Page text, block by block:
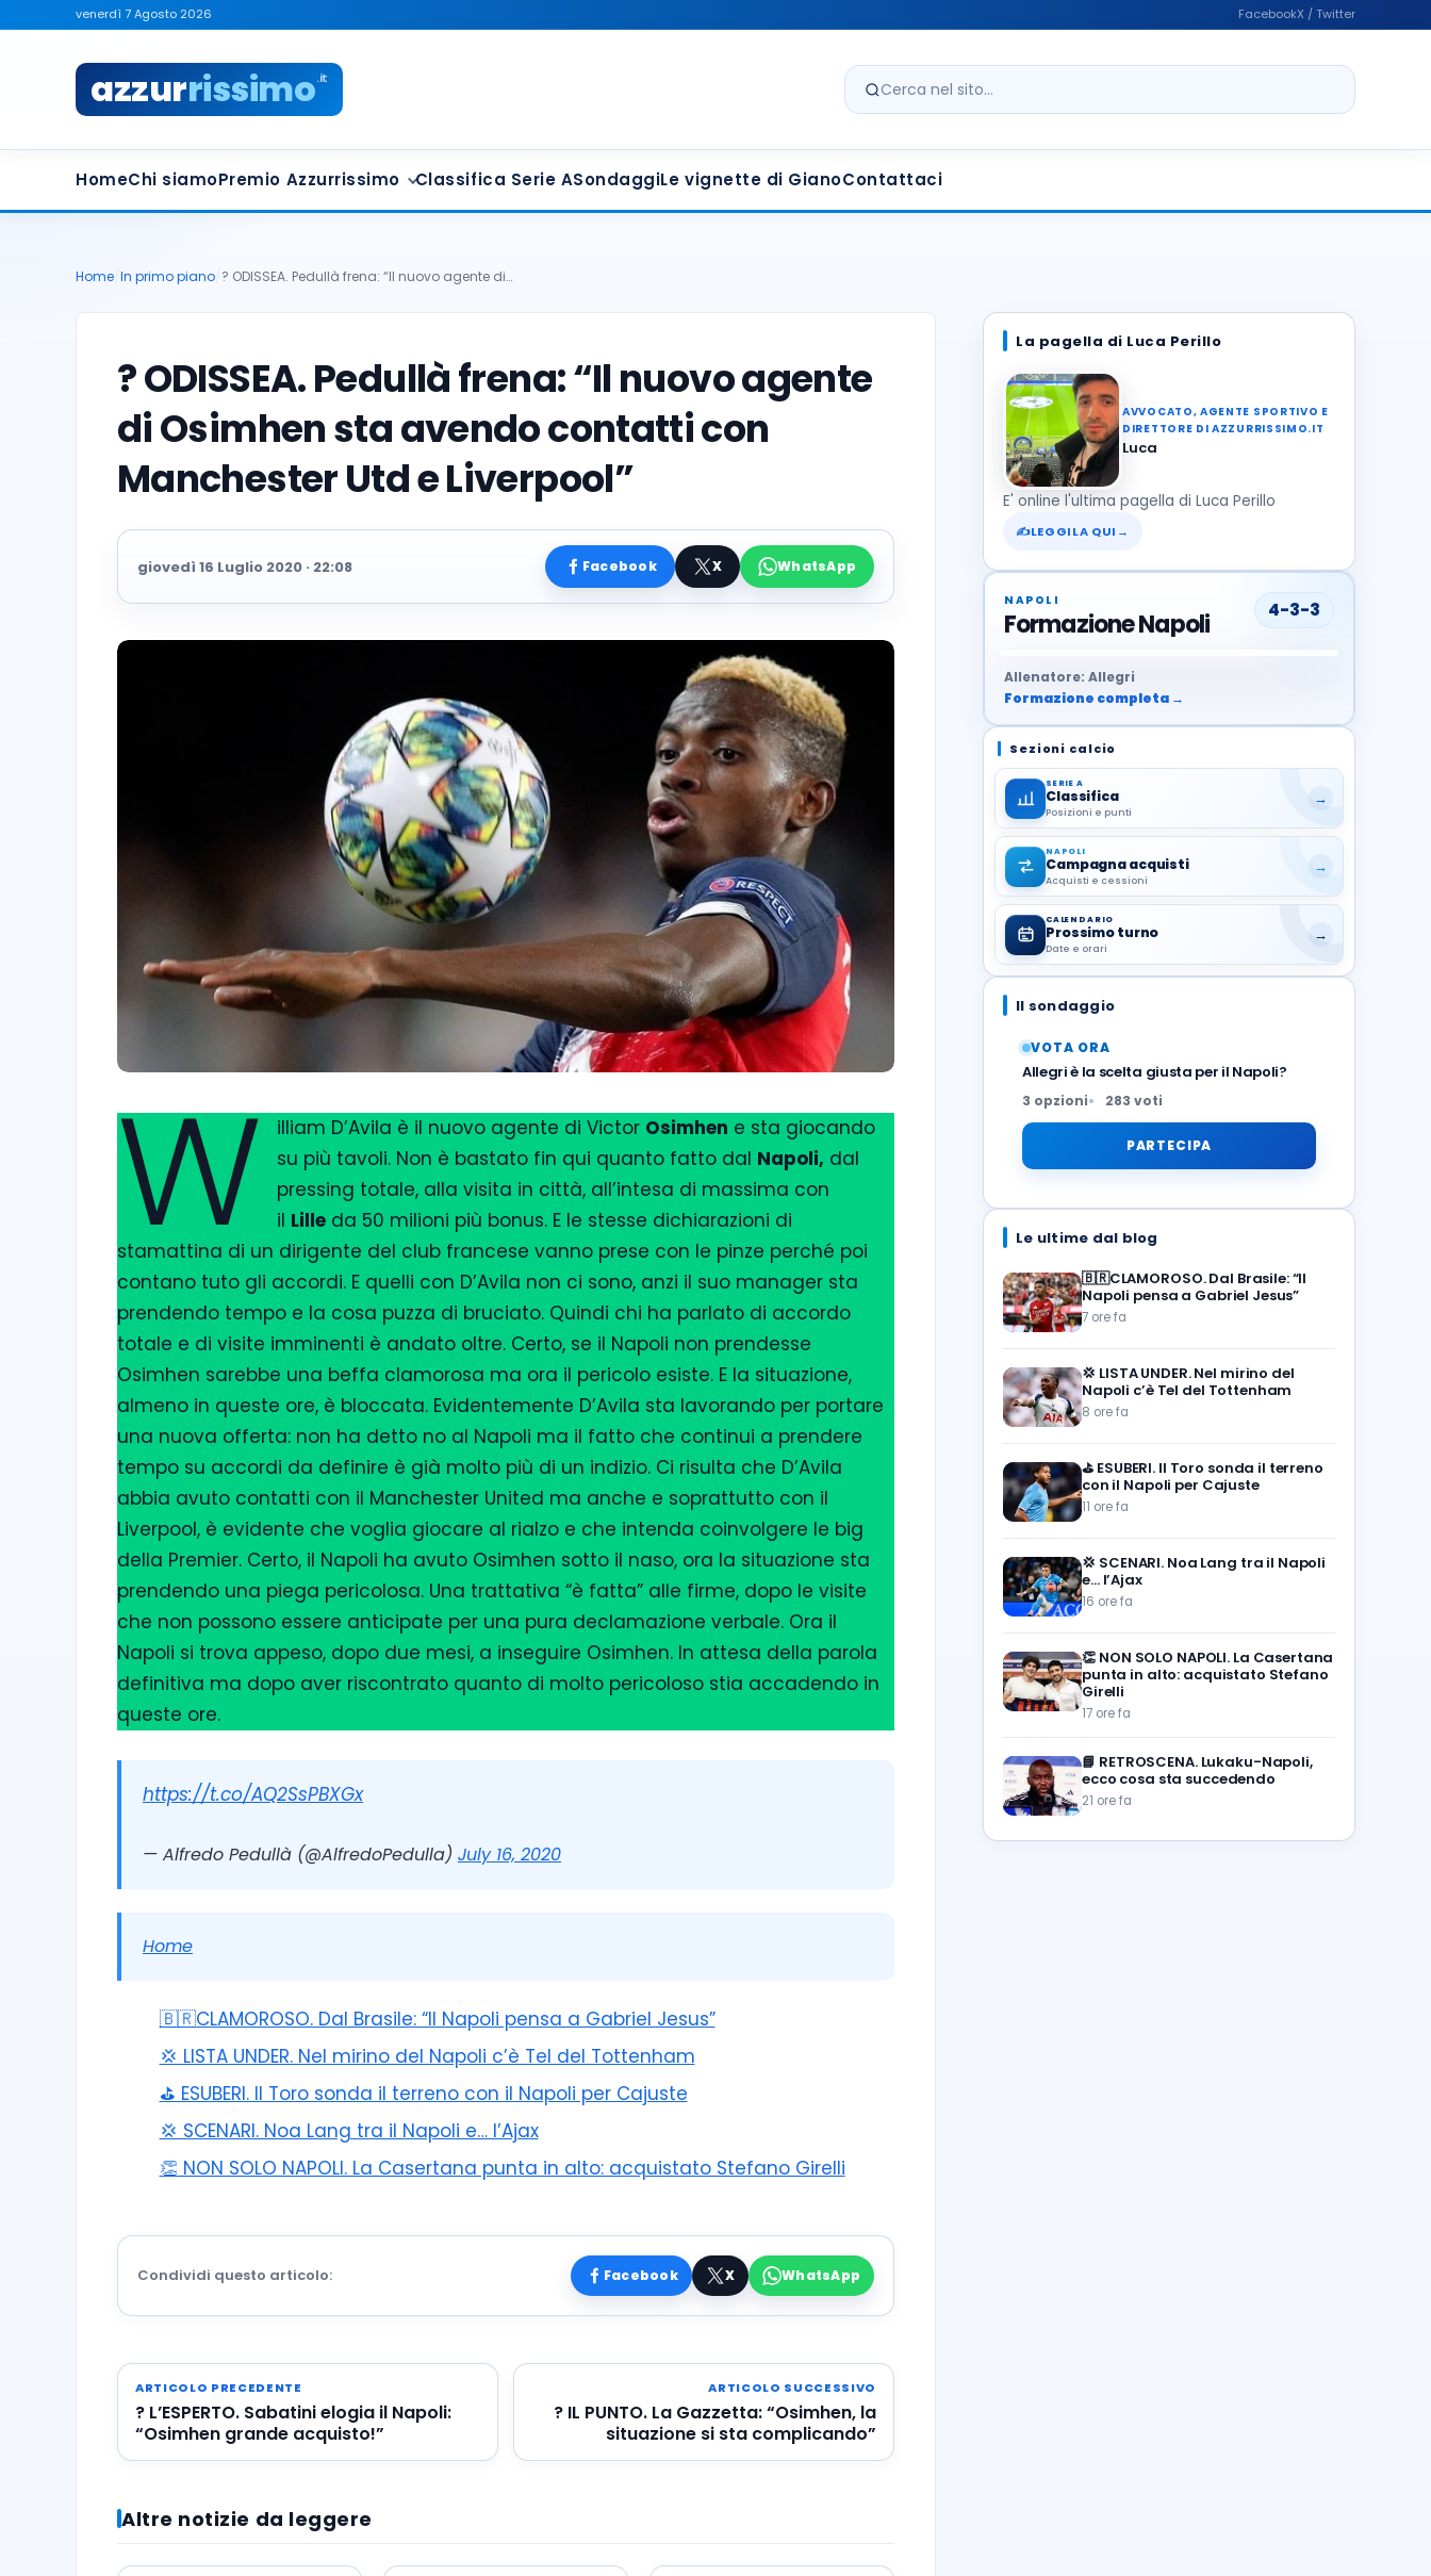
venerdì 7 Agosto 2026 FacebookX / Twitter
azzurrissimo.it
Cerca nel sito
HomeChi siamoPremio Azzurrissimo Classifica Serie ASondaggiLe vignette di GianoContattaci
Home In primo piano ? ODISSEA. Pedullà frena: “Il nuovo agente di…
? ODISSEA. Pedullà frena: “Il nuovo agente
di Osimhen sta avendo contatti con
Manchester Utd e Liverpool”
giovedì 16 Luglio 2020 · 22:08 Facebook X WhatsApp
W illiam D’Avila è il nuovo agente di Victor Osimhen e sta giocando
su più tavoli. Non è bastato fin qui quanto fatto dal Napoli, dal
pressing totale, alla visita in città, all’intesa di massima con
il Lille da 50 milioni più bonus. E le stesse dichiarazioni di
stamattina di un dirigente del club francese vanno prese con le pinze perché poi
contano tuto gli accordi. E quelli con D’Avila non ci sono, anzi il suo manager sta
prendendo tempo e la cosa puzza di bruciato. Quindi chi ha parlato di accordo
totale e di visite imminenti è andato oltre. Certo, se il Napoli non prendesse
Osimhen sarebbe una beffa clamorosa ma ora il pericolo esiste. E la situazione,
almeno in queste ore, è bloccata. Evidentemente D’Avila sta lavorando per portare
una nuova offerta: non ha detto no al Napoli ma il fatto che continui a prendere
tempo su accordi da definire è già molto più di un indizio. Ci risulta che D’Avila
abbia avuto contatti con il Manchester United ma anche e soprattutto con il
Liverpool, è evidente che voglia giocare al rialzo e che intenda coinvolgere le big
della Premier. Certo, il Napoli ha avuto Osimhen sotto il naso, ora la situazione sta
prendendo una piega pericolosa. Una trattativa “è fatta” alle firme, dopo le visite
che non possono essere anticipate per una pura declamazione verbale. Ora il
Napoli si trova appeso, dopo due mesi, a inseguire Osimhen. In attesa della parola
definitiva ma dopo aver riscontrato quanto di molto pericoloso stia accadendo in
queste ore.
https://t.co/AQ2SsPBXGx
— Alfredo Pedullà (@AlfredoPedulla) July 16, 2020
Home
🇧🇷CLAMOROSO. Dal Brasile: “Il Napoli pensa a Gabriel Jesus”
💢 LISTA UNDER. Nel mirino del Napoli c’è Tel del Tottenham
⛳ ESUBERI. Il Toro sonda il terreno con il Napoli per Cajuste
💢 SCENARI. Noa Lang tra il Napoli e… l’Ajax
👏 NON SOLO NAPOLI. La Casertana punta in alto: acquistato Stefano Girelli
Condividi questo articolo: Facebook X WhatsApp
ARTICOLO PRECEDENTE
? L’ESPERTO. Sabatini elogia il Napoli:
“Osimhen grande acquisto!”
ARTICOLO SUCCESSIVO
? IL PUNTO. La Gazzetta: “Osimhen, la
situazione si sta complicando”
Altre notizie da leggere
La pagella di Luca Perillo
AVVOCATO, AGENTE SPORTIVO E
DIRETTORE DI AZZURRISSIMO.IT
Luca
E' online l'ultima pagella di Luca Perillo
✍LEGGILA QUI →
NAPOLI
Formazione Napoli 4-3-3
Allenatore: Allegri
Formazione completa →
Sezioni calcio
SERIE A
Classifica
Posizioni e punti
→
NAPOLI
Campagna acquisti
Acquisti e cessioni
→
CALENDARIO
Prossimo turno
Date e orari
→
Il sondaggio
VOTA ORA
Allegri è la scelta giusta per il Napoli?
3 opzioni 283 voti
PARTECIPA
Le ultime dal blog
🇧🇷CLAMOROSO. Dal Brasile: “Il
Napoli pensa a Gabriel Jesus”
7 ore fa
💢 LISTA UNDER. Nel mirino del
Napoli c’è Tel del Tottenham
8 ore fa
⛳ ESUBERI. Il Toro sonda il terreno
con il Napoli per Cajuste
11 ore fa
💢 SCENARI. Noa Lang tra il Napoli
e… l’Ajax
16 ore fa
👏 NON SOLO NAPOLI. La Casertana
punta in alto: acquistato Stefano
Girelli
17 ore fa
📘 RETROSCENA. Lukaku-Napoli,
ecco cosa sta succedendo
21 ore fa